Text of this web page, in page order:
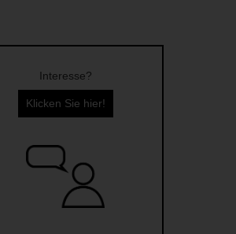
Interesse?
Klicken Sie hier!